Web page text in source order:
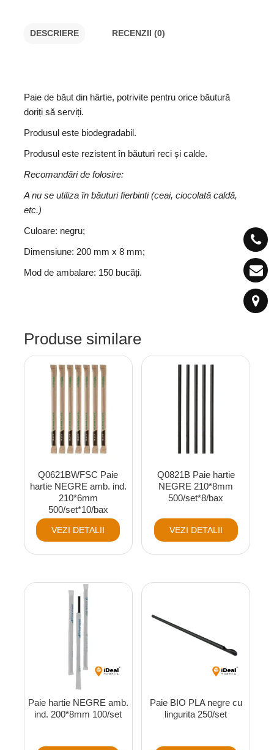
DESCRIERE RECENZII (0)
Paie de băut din hârtie, potrivite pentru orice băutură
doriți să serviți.
Produsul este biodegradabil.
Produsul este rezistent în băuturi reci și calde.
Recomandări de folosire:
A nu se utiliza în băuturi fierbinti (ceai, ciocolată caldă,
etc.)
Culoare: negru;
Dimensiune: 200 mm x 8 mm;
Mod de ambalare: 150 bucăți.
Produse similare
Q0621BWFSC Paie
hartie NEGRE amb. ind.
210*6mm
500/set*10/bax
VEZI DETALII
Q0821B Paie hartie
NEGRE 210*8mm
500/set*8/bax
VEZI DETALII
Paie hartie NEGRE amb.
ind. 200*8mm 100/set
Paie BIO PLA negre cu
lingurita 250/set